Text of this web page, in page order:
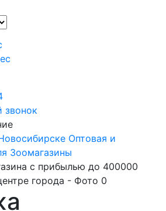
звонок
Оптовая и
Зоомагазины